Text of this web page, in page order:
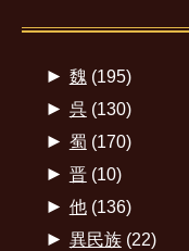
► 魏 (195)
► 呉(130)
► 蜀 (170)
► 晋(10)
► 他(136)
► 異民族(22)